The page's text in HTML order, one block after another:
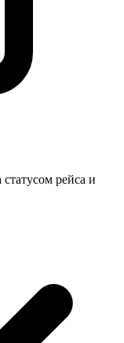
рейса и